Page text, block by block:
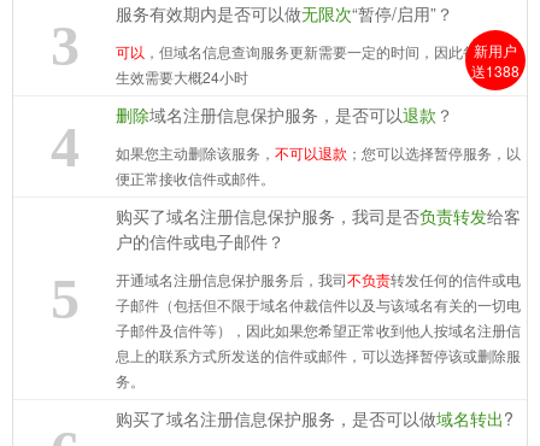
3 服务有效期内是否可以做无限次“暂停/启用”？
可以 ，但域名信息查询服务更新需要一定的时间，因此每次操作
生效需要大概24小时
4 删除域名注册信息保护服务，是否可以退款 ？
如果您主动删除该服务， 不可以退款 ；您可以选择暂停服务，以
便正常接收信件或邮件。
5
购买了域名注册信息保护服务，我司是否负责转发给客
户的信件或电子邮件？
开通域名注册信息保护服务后，我司不负责转发任何的信件或电
子邮件（包括但不限于域名仲裁信件以及与该域名有关的一切电
子邮件及信件等），因此如果您希望正常收到他人按域名注册信
息上的联系方式所发送的信件或邮件，可以选择暂停该或删除服
务。
购买了域名注册信息保护服务，是否可以做域名转出?
新用户
送1388